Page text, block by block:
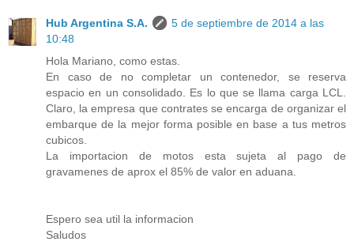
Hub Argentina S.A.
5 de septiembre de 2014 a las
10:48
Hola Mariano, como estas.
En caso de no completar un contenedor, se reserva
espacio en un consolidado. Es lo que se llama carga LCL.
Claro, la empresa que contrates se encarga de organizar el
embarque de la mejor forma posible en base a tus metros
cubicos.
La importacion de motos esta sujeta al pago de
gravamenes de aprox el 85% de valor en aduana.
Espero sea util la informacion
Saludos